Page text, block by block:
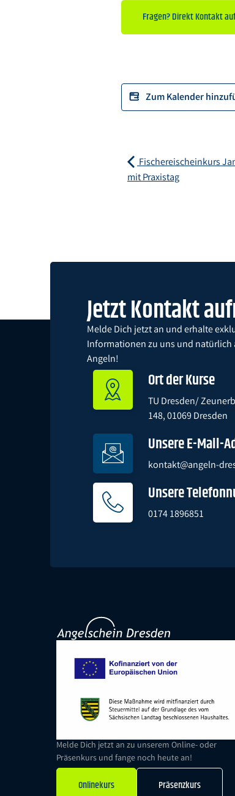
Fragen? Direkt Kontakt
Zum Kalender
Fischereischeinkurs
mit Praxistag
Jetzt Kontakt
Melde Dich jetzt an und erhalte
Informationen zu uns und natürlich
Angeln!
Ort der Kurse
TU Dresden/
148, 01069 Dresden
Unsere E-Mail-
kontakt@angeln-
Unsere
0174 1896851
Melde Dich jetzt an zu unserem Online- oder
Präsenkurs und fange noch heute an!
Onlinekurs Präsenzkurs